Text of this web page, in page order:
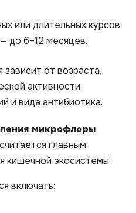
или длительных курсов
до 6–12 месяцев.
от возраста,
активности,
и вида антибиотика.
микрофлоры
главным
кишечной экосистемы.
включать: